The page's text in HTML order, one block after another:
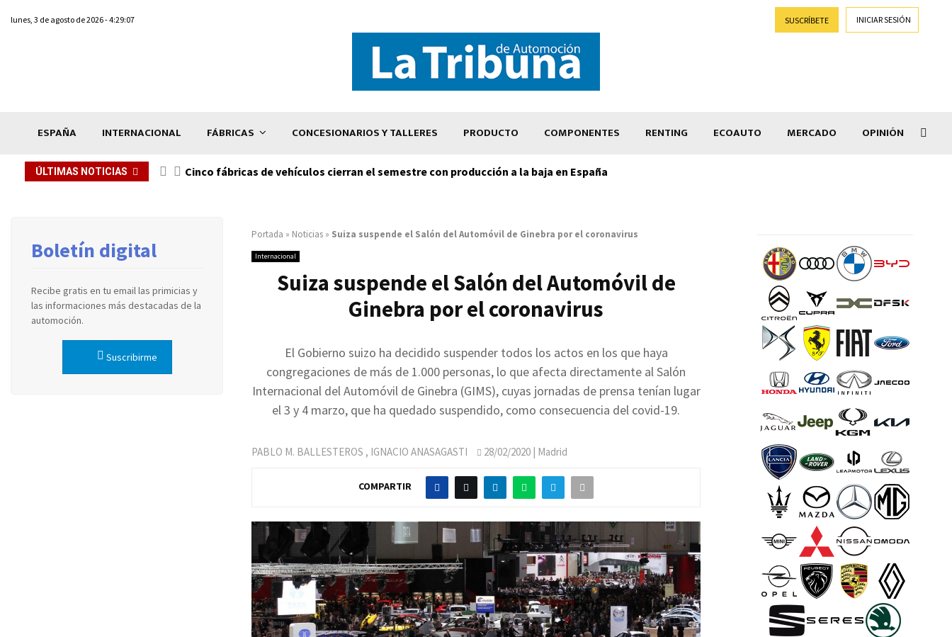
lunes, 3 de agosto de 2026 - 4:29:07 SUSCRÍBETE INICIAR SESIÓN
ESPAÑA INTERNACIONAL FÁBRICAS CONCESIONARIOS Y TALLERES PRODUCTO COMPONENTES RENTING ECOAUTO MERCADO OPINIÓN
ÚLTIMAS NOTICIAS Cinco fábricas de vehículos cierran el semestre con producción a la baja en España
Portada » Noticias » Suiza suspende el Salón del Automóvil de Ginebra por el coronavirus
Internacional
Suiza suspende el Salón del Automóvil de
Ginebra por el coronavirus
El Gobierno suizo ha decidido suspender todos los actos en los que haya
congregaciones de más de 1.000 personas, lo que afecta directamente al Salón
Internacional del Automóvil de Ginebra (GIMS), cuyas jornadas de prensa tenían lugar
el 3 y 4 marzo, que ha quedado suspendido, como consecuencia del covid-19.
PABLO M. BALLESTEROS , IGNACIO ANASAGASTI 28/02/2020 | Madrid
COMPARTIR
Boletín digital
Recibe gratis en tu email las primicias y
las informaciones más destacadas de la
automoción.
Suscribirme